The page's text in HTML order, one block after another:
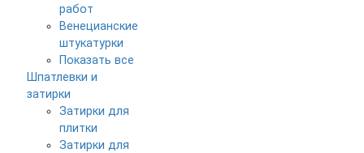
работ
Венецианские
штукатурки
Показать все
Шпатлевки и
затирки
Затирки для
плитки
Затирки для